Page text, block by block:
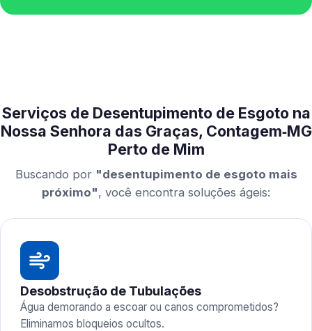
Serviços de Desentupimento de Esgoto na
Nossa Senhora das Graças, Contagem‑MG
Perto de Mim
Buscando por "desentupimento de esgoto mais
próximo", você encontra soluções ágeis:
Desobstrução de Tubulações
Água demorando a escoar ou canos comprometidos?
Eliminamos bloqueios ocultos.